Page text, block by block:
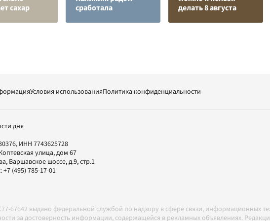
сахар
сработала
делать 8 августа
Условия использованияПолитика конфиденциальности
дня
ИНН 7743625728
улица, дом 67
, Варшавское шоссе, д.9, стр.1
+7 (495) 785-17-01
67642 выдано федеральной службой по надзору в сфере связи, информационных
за достоверность информации, содержащейся в рекламных объявлениях.